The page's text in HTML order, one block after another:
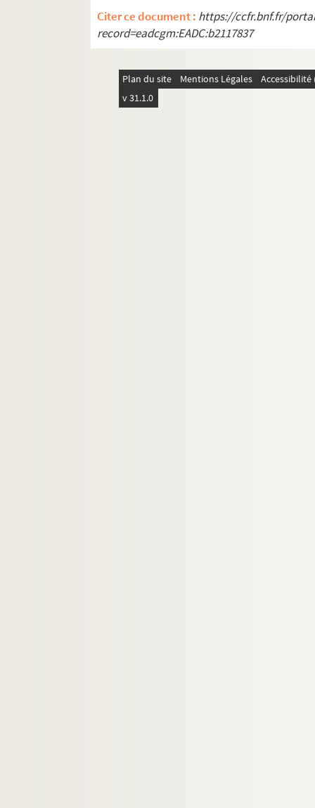
Citer ce document : https://ccfr.bnf.fr/
record=eadcgm:EADC:b2117837
Plan du site Mentions Légales
v 31.1.0